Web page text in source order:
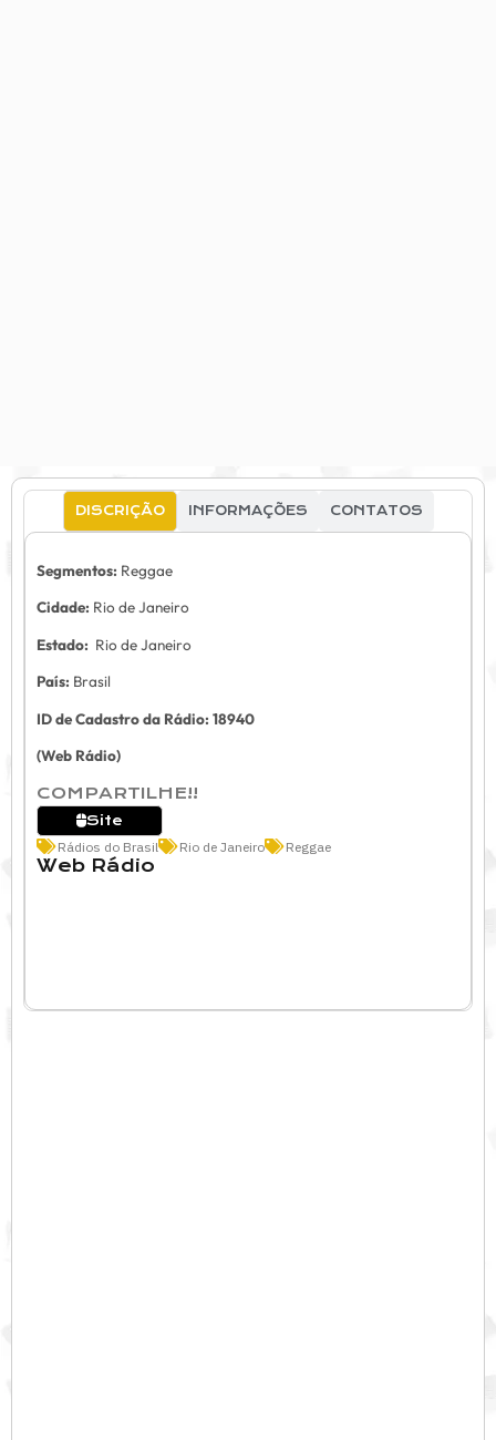
DISCRIÇÃO INFORMAÇÕES CONTATOS
Segmentos: Reggae
Cidade: Rio de Janeiro
Estado: Rio de Janeiro
País: Brasil
ID de Cadastro da Rádio: 18940
(Web Rádio)
COMPARTILHE!!
Site
Rádios do Brasil
Rio de Janeiro Reggae
Web Rádio